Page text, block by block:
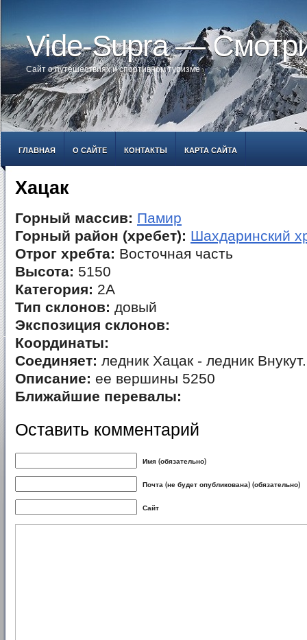
Vide-Supra —
Сайт о путешествиях и спортивном туризме
ГЛАВНАЯ О САЙТЕ КОНТАКТЫ КАРТА САЙТА
Хацак
Горный массив: Памир
Горный район (хребет): Шахдаринский
Отрог хребта: Восточная часть
Высота: 5150
Категория: 2А
Тип склонов: довый
Экспозиция склонов:
Координаты:
Соединяет: ледник Хацак - ледник Внукут.
Описание: ее вершины 5250
Ближайшие перевалы:
Оставить комментарий
Имя (обязательно)
Почта (не будет опубликована) (обязательно)
Сайт